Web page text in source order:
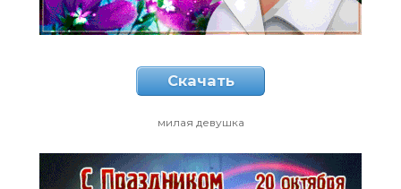
Скачать
милая девушка